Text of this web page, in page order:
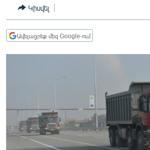
ԻՐԱՎՈՒՆՔ
ՀԱՍԱՐԱԿՈՒԹՅՈՒՆ
ՊԱՏԵՐԱԶՄԻ 6 ՇԱԲԱԹՆԵՐԸ
ՄԻՋԱԶԳԱՅԻՆ
ՄՇԱԿՈՒՅԹ
Կիսվել
Ավելացրեք մեզ Google-ում